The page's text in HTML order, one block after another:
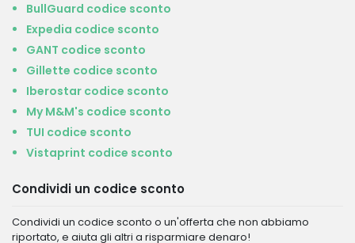
BullGuard codice sconto
Expedia codice sconto
GANT codice sconto
Gillette codice sconto
Iberostar codice sconto
My M&M's codice sconto
TUI codice sconto
Vistaprint codice sconto
Condividi un codice sconto
Condividi un codice sconto o un'offerta che non abbiamo
riportato, e aiuta gli altri a risparmiare denaro!